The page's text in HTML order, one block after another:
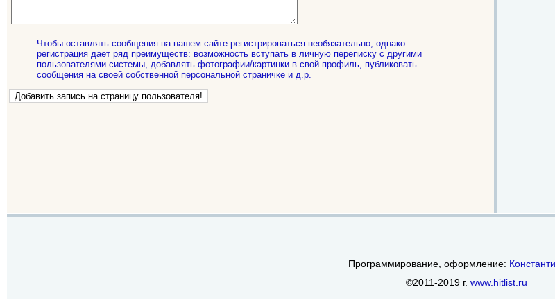
Чтобы оставлять сообщения на нашем сайте регистрироваться необязательно, однако
регистрация дает ряд преимуществ: возможность вступать в личную переписку с другими
пользователями системы, добавлять фотографии/картинки в свой профиль, публиковать
сообщения на своей собственной персональной страничке и д.р.
Программирование, оформление:
©2011-2019 г. www.hitlist.ru